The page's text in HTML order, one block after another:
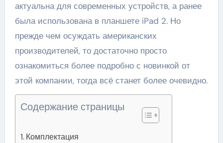
актуальна для современных устройств, а ранее
была использована в планшете iPad 2. Но
прежде чем осуждать американских
производителей, то достаточно просто
ознакомиться более подробно с новинкой от
этой компании, тогда всё станет более очевидно.
Содержание страницы
Комплектация